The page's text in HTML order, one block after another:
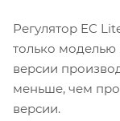
Регулятор EC
только моделью
версии
меньше, чем
версии.